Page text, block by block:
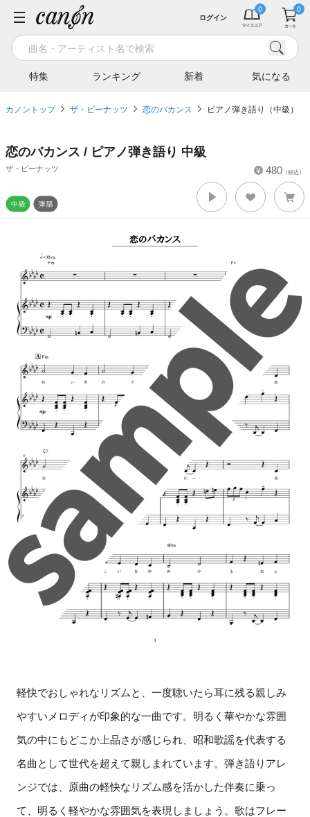
特集 ランキング 新着 気になる
ログイン
カノントップ ザ・ピーナッツ 恋のバカンス ピアノ弾き語り（中級）
恋のバカンス / ピアノ弾き語り 中級
ザ・ピーナッツ 480 （税込）
軽快でおしゃれなリズムと、一度聴いたら耳に残る親しみ
やすいメロディが印象的な一曲です。明るく華やかな雰囲
気の中にもどこか上品さが感じられ、昭和歌謡を代表する
名曲として世代を超えて親しまれています。弾き語りアレ
ンジでは、原曲の軽快なリズム感を活かした伴奏に乗っ
て、明るく軽やかな雰囲気を表現しましょう。歌はフレー